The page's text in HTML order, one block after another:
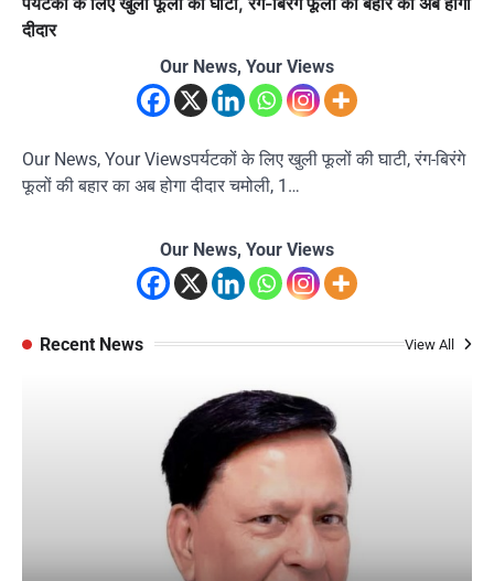
दीदार
Our News, Your Views
Our News, Your Viewsपर्यटकों के लिए खुली फूलों की घाटी, रंग-बिरंगे
फूलों की बहार का अब होगा दीदार चमोली, 1…
Our News, Your Views
Recent News View All